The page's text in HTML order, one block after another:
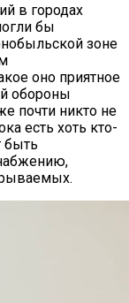
в городах
бы
зоне
оно приятное
обороны
почти никто не
есть хоть кто-
быть